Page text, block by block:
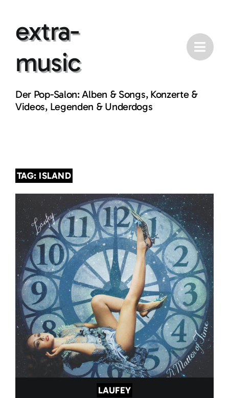
contentextra-
music
Der Pop-Salon: Alben & Songs, Konzerte &
Videos, Legenden & Underdogs
TAG: ISLAND
LAUFEY